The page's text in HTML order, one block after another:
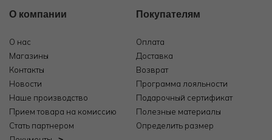
О компании
О нас
Магазины
Контакты
Новости
Наше производство
Прием товара на комиссию
Стать партнером
Покупателям
Оплата
Доставка
Возврат
Программа лояльности
Подарочный сертификат
Полезные материалы
Определить размер